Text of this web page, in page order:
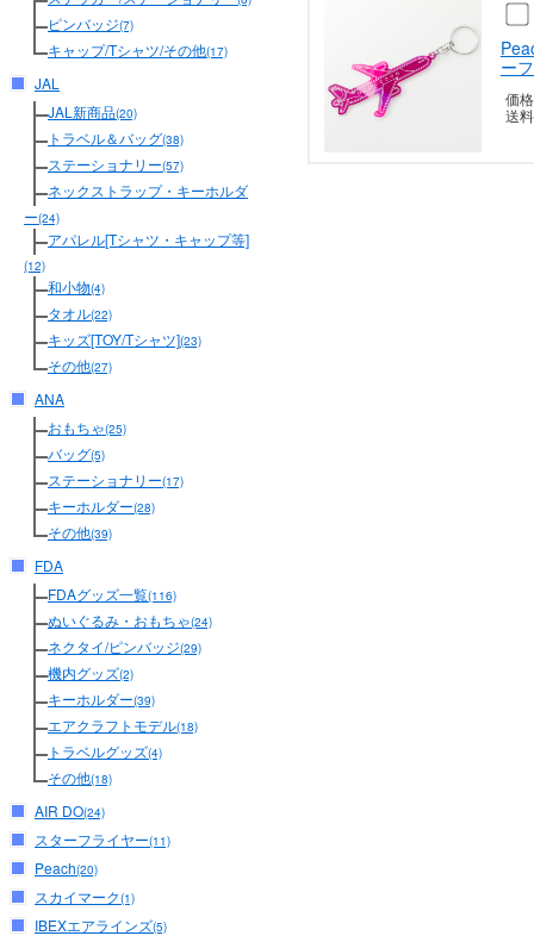
ピンバッジ(7)
キャップ/Tシャツ/その他(17)
JAL
JAL新商品(20)
トラベル＆バッグ(38)
ステーショナリー(57)
ネックストラップ・キーホルダ
ー(24)
アパレル[Tシャツ・キャップ等]
(12)
和小物(4)
タオル(22)
キッズ[TOY/Tシャツ](23)
その他(27)
ANA
おもちゃ(25)
バッグ(5)
ステーショナリー(17)
キーホルダー(28)
その他(39)
FDA
FDAグッズ一覧(116)
ぬいぐるみ・おもちゃ(24)
ネクタイ/ピンバッジ(29)
機内グッズ(2)
キーホルダー(39)
エアクラフトモデル(18)
トラベルグッズ(4)
その他(18)
AIR DO(24)
スターフライヤー(11)
Peach(20)
スカイマーク(1)
IBEXエアラインズ(5)
ー
価
送